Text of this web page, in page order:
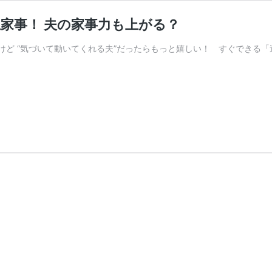
事！ 夫の家事力も上がる？
ど “気づいて動いてくれる夫”だったらもっと嬉しい！ すぐできる